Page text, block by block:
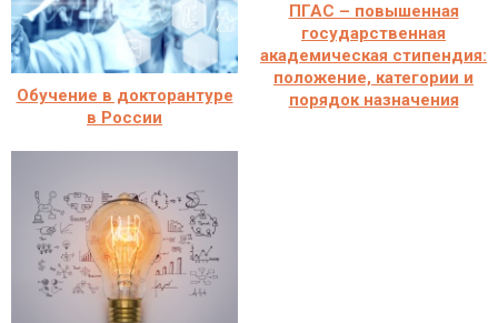
Обучение в докторантуре
в России
ПГАС – повышенная
государственная
академическая стипендия:
положение, категории и
порядок назначения